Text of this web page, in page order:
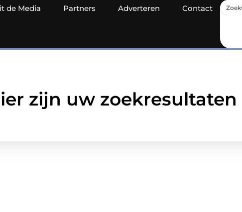
de Media Partners Adverteren Contact
zijn uw zoekresultaten